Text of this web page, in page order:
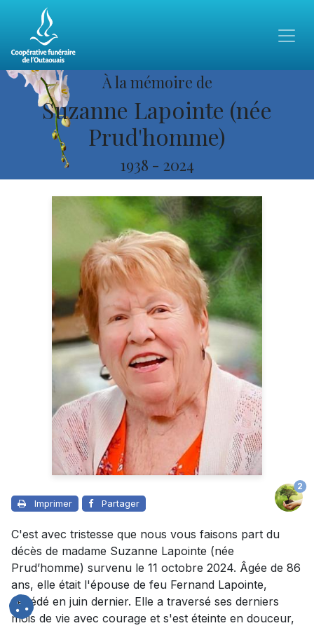
À la mémoire de
Suzanne Lapointe (née
Prud'homme)
1938 - 2024
Imprimer Partager
2
C'est avec tristesse que nous vous faisons part du
décès de madame Suzanne Lapointe (née
Prud’homme) survenu le 11 octobre 2024. Âgée de 86
ans, elle était l'épouse de feu Fernand Lapointe,
décédé en juin dernier. Elle a traversé ses derniers
mois de vie avec courage et s'est éteinte en douceur,